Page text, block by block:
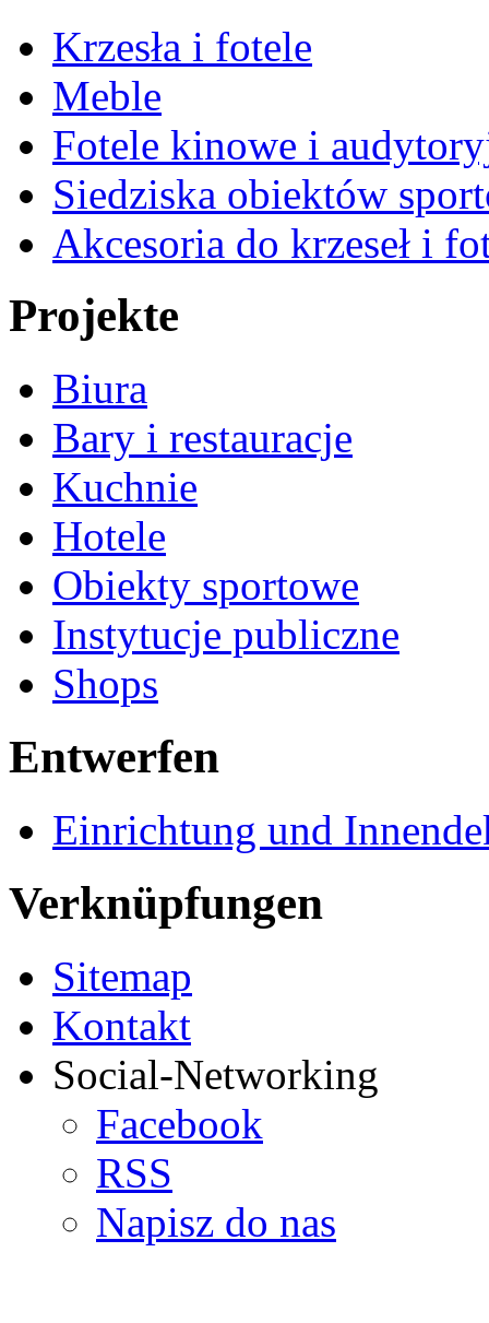
Krzesła i fotele
Meble
Fotele kinowe i
Siedziska obiektów
Akcesoria do krzeseł i
Projekte
Biura
Bary i restauracje
Kuchnie
Hotele
Obiekty sportowe
Instytucje publiczne
Shops
Entwerfen
Einrichtung und
Verknüpfungen
Sitemap
Kontakt
Social-Networking
Facebook
RSS
Napisz do nas